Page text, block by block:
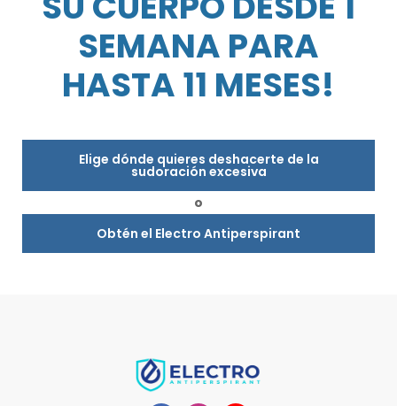
SEMANA PARA
HASTA 11 MESES!
Elige dónde quieres deshacerte de la
sudoración excesiva
o
Obtén el Electro Antiperspirant